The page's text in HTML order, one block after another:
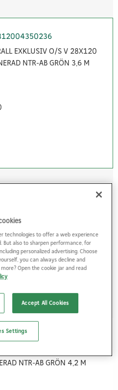
EXKLUSIV O/S V 28X120
NTR-AB GRÖN 3,6 M
EXKLUSIV O/S V 28X120
NTR-AB GRÖN 4,2 M
technologies to offer a web experience
But also to sharpen performance, for
personalized advertising. Choose
you can always decline and
Open the cookie jar and read
Accept All Cookies
Settings